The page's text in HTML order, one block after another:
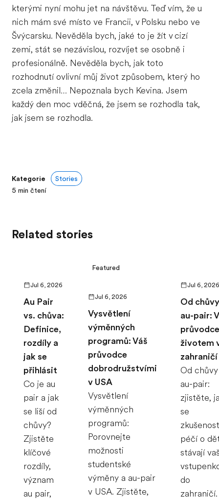
kterými nyní mohu jet na návštěvu. Teď vím, že u
nich mám své místo ve Francii, v Polsku nebo ve
Švýcarsku. Nevěděla bych, jaké to je žít v cizí
zemi, stát se nezávislou, rozvíjet se osobně i
profesionálně. Nevěděla bych, jak toto
rozhodnutí ovlivní můj život způsobem, který ho
zcela změnil… Nepoznala bych Kevina. Jsem
každý den moc vděčná, že jsem se rozhodla tak,
jak jsem se rozhodla.
Kategorie
Stories
5 min čtení
Related stories
Jul 6, 2026
Au Pair
vs. chůva:
Definice,
rozdíly a
jak se
přihlásit
Co je au
pair a jak
se liší od
chůvy?
Zjistěte
klíčové
rozdíly,
význam
au pair,
Featured
Jul 6, 2026
Vysvětlení
výměnných
programů: Váš
průvodce
dobrodružstvími
v USA
Vysvětlení
výměnných
programů:
Porovnejte
možnosti
studentské
výměny a au-pair
v USA. Zjistěte,
Jul 6, 2026
Od
au-pair:
průvodce
životem
zahraničí
Od
au-pair:
zjistěte,
se
péčí o
stávají
do
zahraničí.